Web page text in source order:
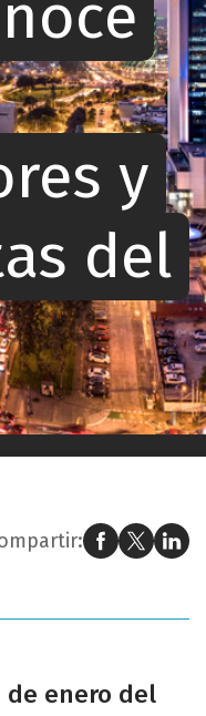
y
del
Ahora estás leyendo: Foro Panorama 2026: conoce a los expositores y panelistas del evento
de enero del